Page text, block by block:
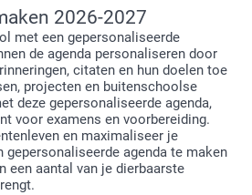
2026-2027
met een gepersonaliseerde
de agenda personaliseren door
citaten en hun doelen toe
projecten en buitenschoolse
deze gepersonaliseerde agenda,
voor examens en voorbereiding.
en maximaliseer je
agenda te maken
een aantal van je dierbaarste